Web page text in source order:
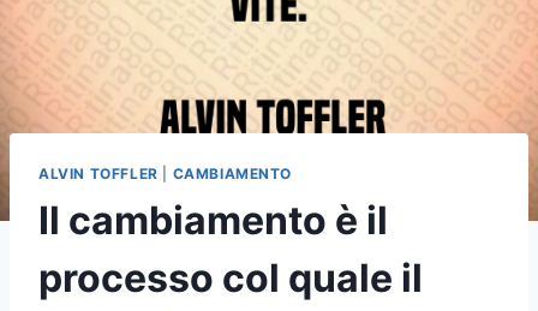
ALVIN TOFFLER CAMBIAMENTO
Il cambiamento è il
processo col quale il